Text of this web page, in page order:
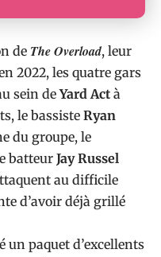
de The Overload, leur
2022, les quatre gars
sein deYard Act à
le bassiste Ryan
du groupe, le
batteurJay Russel
au difficile
d’avoir déjà grillé
un paquet d’excellents